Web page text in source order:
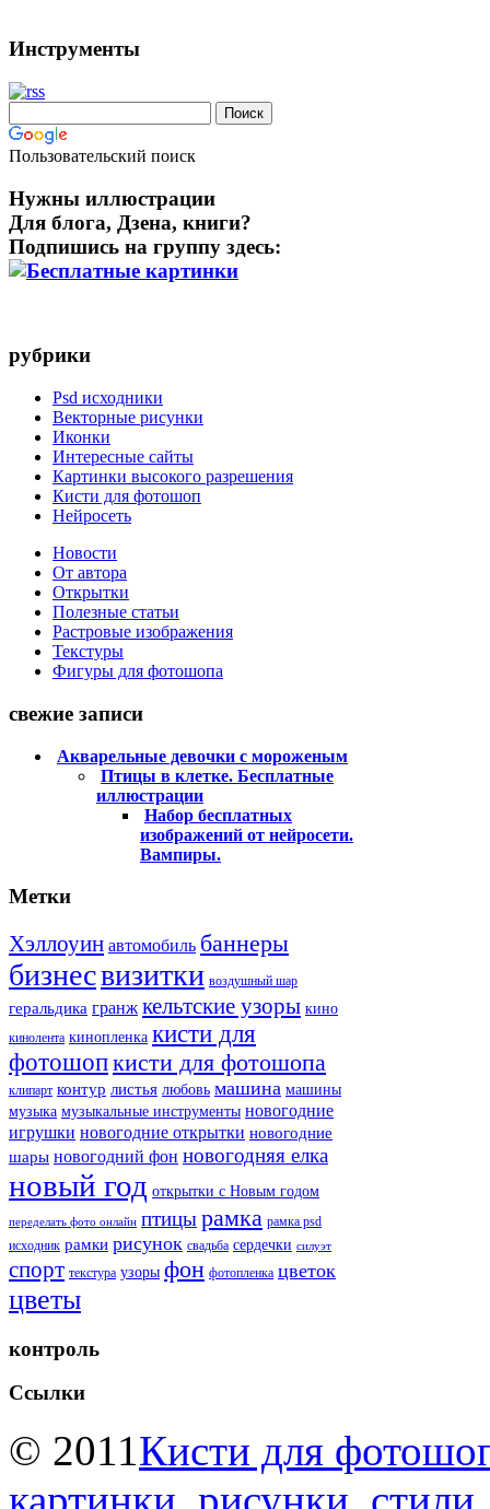
Инструменты
Пользовательский поиск
Нужны иллюстрации
Для блога, Дзена, книги?
Подпишись на группу здесь:
рубрики
Psd исходники
Векторные рисунки
Иконки
Интересные сайты
Картинки высокого разрешения
Кисти для фотошоп
Нейросеть
Новости
От автора
Открытки
Полезные статьи
Растровые изображения
Текстуры
Фигуры для фотошопа
свежие записи
Акварельные девочки с мороженым
Птицы в клетке. Бесплатные
иллюстрации
Набор бесплатных
изображений от нейросети.
Вампиры.
Метки
Хэллоуин автомобиль баннеры
бизнесвизитки воздушный шар
геральдика гранж кельтские узоры кино
кинолента кинопленка кисти для
фотошопкисти для фотошопа
клипарт контур листья любовь машина машины
музыка музыкальные инструменты новогодние
игрушки новогодние открытки новогодние
шары новогодний фон новогодняя елка
новый год открытки с Новым годом
переделать фото онлайн птицырамка рамка psd
исходник рамки рисунок свадьба сердечки силуэт
спорт текстура узоры фон фотопленка цветок
цветы
контроль
Ссылки
© 2011Кисти для